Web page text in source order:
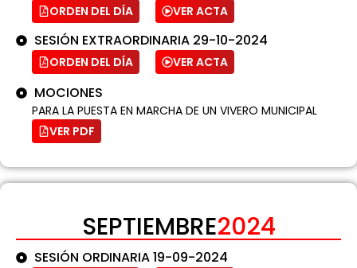
ORDEN DEL DÍA VER ACTA
SESIÓN EXTRAORDINARIA 29-10-2024
ORDEN DEL DÍA VER ACTA
MOCIONES
PARA LA PUESTA EN MARCHA DE UN VIVERO MUNICIPAL
VER PDF
SEPTIEMBRE2024
SESIÓN ORDINARIA 19-09-2024